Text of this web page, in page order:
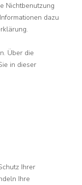
Nichtbenutzung
dazu
Über die
in dieser
Ihrer
Ihre